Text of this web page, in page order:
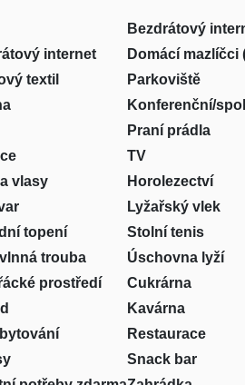
internet
textil
vlasy
topení
trouba
prostředí
Bezdrátový
Domácí mazlíčci
Parkoviště
Konferenční/
Praní prádla
TV
Horolezectví
Lyžařský vlek
Stolní tenis
Úschovna lyží
Cukrárna
Kavárna
Restaurace
Snack bar